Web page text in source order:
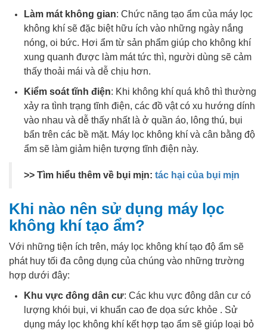
Làm mát không gian: Chức năng tạo ẩm của máy lọc
không khí sẽ đặc biệt hữu ích vào những ngày nắng
nóng, oi bức. Hơi ẩm từ sản phẩm giúp cho không khí
xung quanh được làm mát tức thì, người dùng sẽ cảm
thấy thoải mái và dễ chịu hơn.
Kiểm soát tĩnh điện: Khi không khí quá khô thì thường
xảy ra tình trạng tĩnh điện, các đồ vật có xu hướng dính
vào nhau và dễ thấy nhất là ở quần áo, lông thú, bụi
bẩn trên các bề mặt. Máy lọc không khí và cân bằng độ
ẩm sẽ làm giảm hiện tượng tĩnh điện này.
>> Tìm hiểu thêm về bụi mịn: tác hại của bụi mịn
Khi nào nên sử dụng máy lọc
không khí tạo ẩm?
Với những tiện ích trên, máy lọc không khí tạo độ ẩm sẽ
phát huy tối đa công dụng của chúng vào những trường
hợp dưới đây:
Khu vực đông dân cư: Các khu vực đông dân cư có
lượng khói bụi, vi khuẩn cao đe dọa sức khỏe . Sử
dụng máy lọc không khí kết hợp tạo ẩm sẽ giúp loại bỏ